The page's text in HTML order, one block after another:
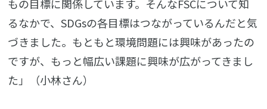
もの目標に関係しています。そんなFSCについて知
るなかで、SDGsの各目標はつながっているんだと気
づきました。もともと環境問題には興味があったの
ですが、もっと幅広い課題に興味が広がってきまし
た」（小林さん）